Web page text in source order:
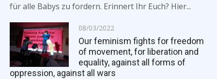
für alle Babys zu fordern. Erinnert Ihr Euch? Hier...
Posted
on
08/03/2022
Our feminism fights for freedom
of movement, for liberation and
equality, against all forms of
oppression, against all wars